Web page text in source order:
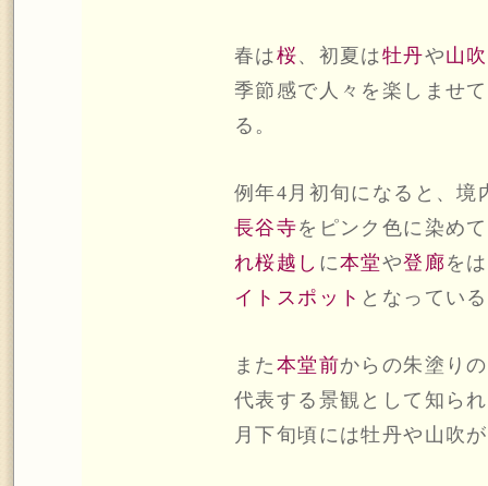
春は桜、初夏は牡丹や山吹
季節感で人々を楽しませ
る。
例年4月初旬になると、境
長谷寺をピンク色に染め
れ桜越し に本堂や登廊を
イトスポット となってい
また 本堂前からの朱塗りの
代表する景観として知ら
月下旬頃には牡丹や山吹